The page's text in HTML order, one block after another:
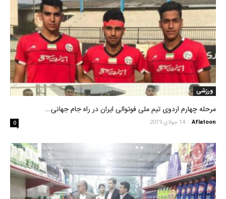
ورزشی
مرحله چهارم اردوی تیم ملی فوتوالی ایران در راه جام جهانی...
Aflatoon
- 14 جولای 2019 0